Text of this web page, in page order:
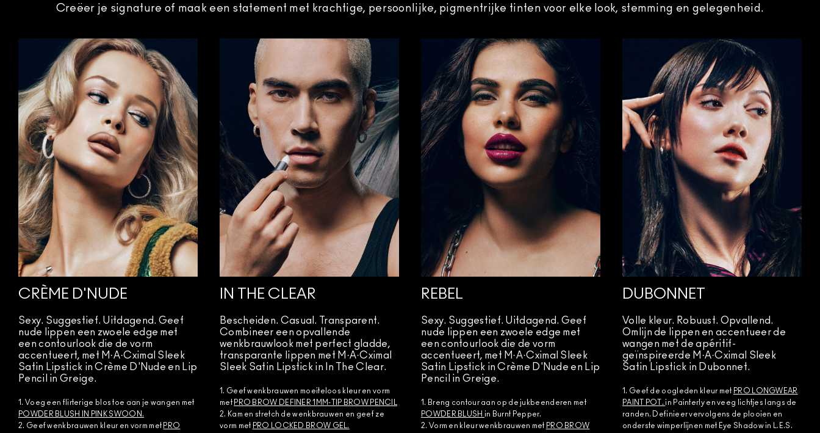
Creëer je signature of maak een statement met krachtige, persoonlijke, pigmentrijke tinten voor elke look, stemming en gelegenheid.
CRÈME D'NUDE
Sexy. Suggestief. Uitdagend. Geef
nude lippen een zwoele edge met
een contourlook die de vorm
accentueert, met M·A·Cximal Sleek
Satin Lipstick in Crème D'Nude en Lip
Pencil in Greige.
1. Voeg een flirterige blos toe aan je wangen met
POWDER BLUSH IN PINK SWOON.
2. Geef wenkbrauwen kleur en vorm met PRO
IN THE CLEAR
Bescheiden. Casual. Transparent.
Combineer een opvallende
wenkbrauwlook met perfect gladde,
transparante lippen met M·A·Cximal
Sleek Satin Lipstick in In The Clear.
1. Geef wenkbrauwen moeiteloos kleur en vorm
met PRO BROW DEFINER 1MM-TIP BROW PENCIL
2. Kam en stretch de wenkbrauwen en geef ze
vorm met PRO LOCKED BROW GEL.
REBEL
Sexy. Suggestief. Uitdagend. Geef
nude lippen een zwoele edge met
een contourlook die de vorm
accentueert, met M·A·Cximal Sleek
Satin Lipstick in Crème D'Nude en Lip
Pencil in Greige.
1. Breng contour aan op de jukbeenderen met
POWDER BLUSH in Burnt Pepper.
2. Vorm en kleur wenkbrauwen met PRO BROW
DUBONNET
Volle kleur. Robuust. Opvallend.
Omlijn de lippen en accentueer de
wangen met de apéritif-
geïnspireerde M·A·Cximal Sleek
Satin Lipstick in Dubonnet.
1. Geef de oogleden kleur met PRO LONGWEAR
PAINT POT. in Painterly en veeg lichtjes langs de
randen. Definieer vervolgens de plooien en
onderste wimperlijnen met Eye Shadow in L.E.S.